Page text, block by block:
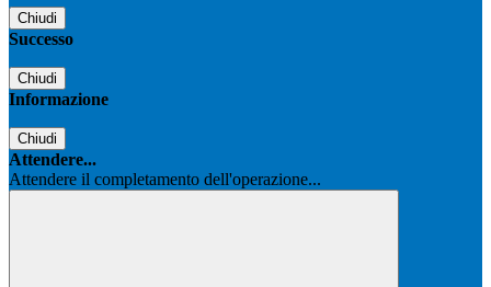
Chiudi
Successo
Chiudi
Informazione
Chiudi
Attendere...
Attendere il completamento dell'operazione...